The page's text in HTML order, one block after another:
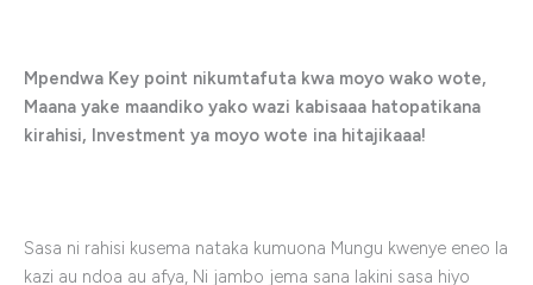
Mpendwa Key point nikumtafuta kwa moyo wako wote,
Maana yake maandiko yako wazi kabisaaa hatopatikana
kirahisi, Investment ya moyo wote ina hitajikaaa!
Sasa ni rahisi kusema nataka kumuona Mungu kwenye eneo la
kazi au ndoa au afya, Ni jambo jema sana lakini sasa hiyo